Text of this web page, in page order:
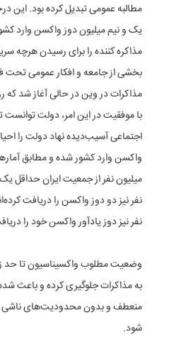
یک و نیم میلیون دوز واکسن وارد
مذاکره کننده را برای رسیدن هرچه
بخشی از جامعه و افکار عمومی تحت
مذاکرات در وین در حالی آغاز شد
با موفقیت در این امر، دولت
نفر نیز دوز یادآور واکسن خود را
وضعیت مطلوب واکسیناسیون تا حد
به مذاکرات جلوگیری کرده و باعث شده
منعطف و بدون محدودیت‌های ناشی
شود.